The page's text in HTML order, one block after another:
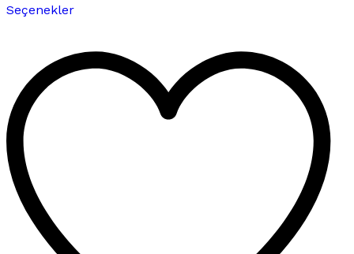
Seçeneklerürünün
varyasyonu
var.
Seçenekler